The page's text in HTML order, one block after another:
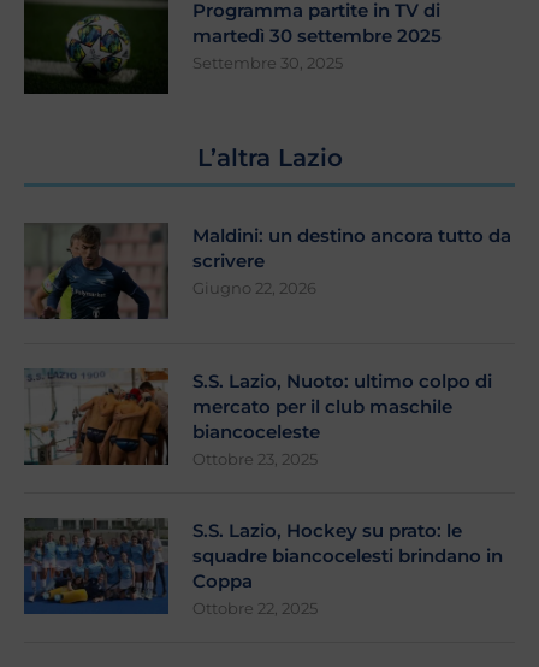
Programma partite in TV di
martedì 30 settembre 2025
Settembre 30, 2025
L’altra Lazio
Maldini: un destino ancora tutto da
scrivere
Giugno 22, 2026
S.S. Lazio, Nuoto: ultimo colpo di
mercato per il club maschile
biancoceleste
Ottobre 23, 2025
S.S. Lazio, Hockey su prato: le
squadre biancocelesti brindano in
Coppa
Ottobre 22, 2025